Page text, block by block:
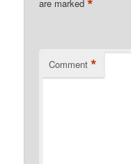
are marked
Comment *